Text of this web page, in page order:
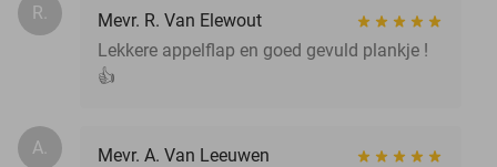
R.
Mevr. R. Van Elewout
Lekkere appelflap en goed gevuld plankje !
👍
A.
Mevr. A. Van Leeuwen